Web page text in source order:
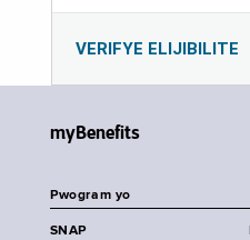
VERIFYE ELIJIBILITE
myBenefits
Pwogram yo
SNAP